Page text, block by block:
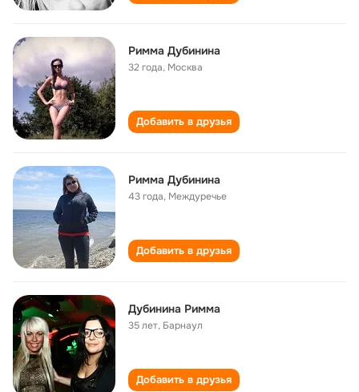
Римма Дубинина
32 года, Москва
Добавить в друзья
Римма Дубинина
43 года, Междуречье
Добавить в друзья
Дубинина Римма
35 лет, Барнаул
Добавить в друзья